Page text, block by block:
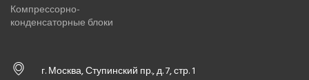
Компрессорно-
конденсаторные блоки
г. Москва, Ступинский пр., д. 7, стр. 1